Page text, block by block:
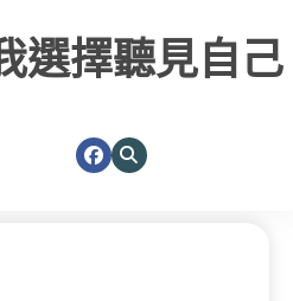
選擇聽見自己